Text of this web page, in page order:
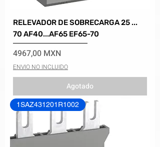
RELEVADOR DE SOBRECARGA 25 ...
70 AF40...AF65 EF65-70
Precio
4967,00 MXN
ENVIO NO INCLUIDO
Agotado
1SAZ431201R1002